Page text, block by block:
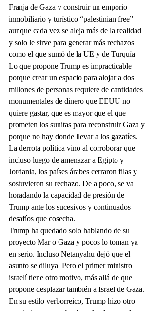
Franja de Gaza y construir un emporio
inmobiliario y turístico “palestinian free”
aunque cada vez se aleja más de la realidad
y solo le sirve para generar más rechazos
como el que sumó de la UE y de Turquía.
Lo que propone Trump es impracticable
porque crear un espacio para alojar a dos
millones de personas requiere de cantidades
monumentales de dinero que EEUU no
quiere gastar, que es mayor que el que
prometen los sunitas para reconstruir Gaza y
porque no hay donde llevar a los gazatíes.
La derrota política vino al corroborar que
incluso luego de amenazar a Egipto y
Jordania, los países árabes cerraron filas y
sostuvieron su rechazo. De a poco, se va
horadando la capacidad de presión de
Trump ante los sucesivos y continuados
desafíos que cosecha.
Trump ha quedado solo hablando de su
proyecto Mar o Gaza y pocos lo toman ya
en serio. Incluso Netanyahu dejó que el
asunto se diluya. Pero el primer ministro
israelí tiene otro motivo, más allá de que
propone desplazar también a Israel de Gaza.
En su estilo verborreico, Trump hizo otro